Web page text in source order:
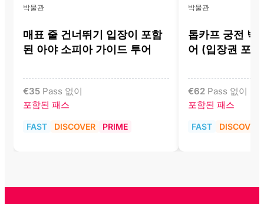
박물관
매표 줄 건너뛰기 입장이 포함
된 아야 소피아 가이드 투어
€35 Pass 없이
포함된 패스
FAST DISCOVER PRIME
박물관
톱카프 궁전 박
어 (입장권 포
€62 Pass 없이
포함된 패스
FAST DISCOVER